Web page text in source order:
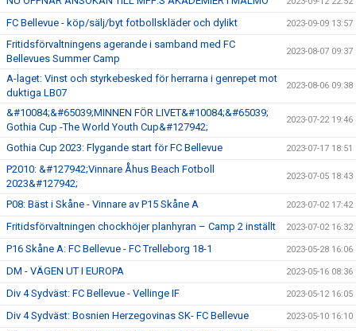
FC Bellevue - köp/sälj/byt fotbollskläder och dylikt 2023-09-09 13:57
Fritidsförvaltningens agerande i samband med FC
Bellevues Summer Camp
2023-08-07 09:37
A-laget: Vinst och styrkebesked för herrarna i genrepet mot
duktiga LB07
2023-08-06 09:38
&#10084;&#65039;MINNEN FÖR LIVET&#10084;&#65039;
Gothia Cup -The World Youth Cup&#127942;
2023-07-22 19:46
Gothia Cup 2023: Flygande start för FC Bellevue 2023-07-17 18:51
P2010: &#127942;Vinnare Åhus Beach Fotboll
2023&#127942;
2023-07-05 18:43
P08: Bäst i Skåne - Vinnare av P15 Skåne A 2023-07-02 17:42
Fritidsförvaltningen chockhöjer planhyran – Camp 2 inställt 2023-07-02 16:32
P16 Skåne A: FC Bellevue - FC Trelleborg 18-1 2023-05-28 16:06
DM - VÄGEN UT I EUROPA 2023-05-16 08:36
Div 4 Sydväst: FC Bellevue - Vellinge IF 2023-05-12 16:05
Div 4 Sydväst: Bosnien Herzegovinas SK- FC Bellevue 2023-05-10 16:10